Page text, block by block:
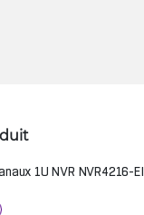
1U NVR NVR4216-EI